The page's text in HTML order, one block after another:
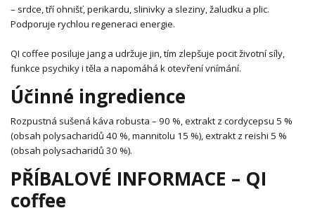
– srdce, tří ohnišť, perikardu, slinivky a sleziny, žaludku a plic.
Podporuje rychlou regeneraci energie.
QI coffee posiluje jang a udržuje jin, tím zlepšuje pocit životní síly,
funkce psychiky i těla a napomáhá k otevření vnímání.
Účinné ingredience
Rozpustná sušená káva robusta – 90 %, extrakt z cordycepsu 5 %
(obsah polysacharidů 40 %, mannitolu 15 %), extrakt z reishi 5 %
(obsah polysacharidů 30 %).
PŘÍBALOVÉ INFORMACE – QI
coffee